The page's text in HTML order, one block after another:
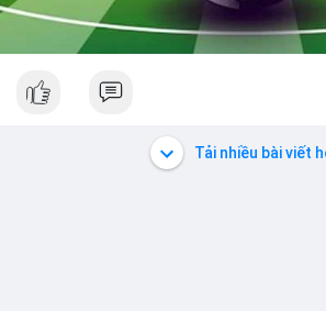
Tải nhiều bài viết